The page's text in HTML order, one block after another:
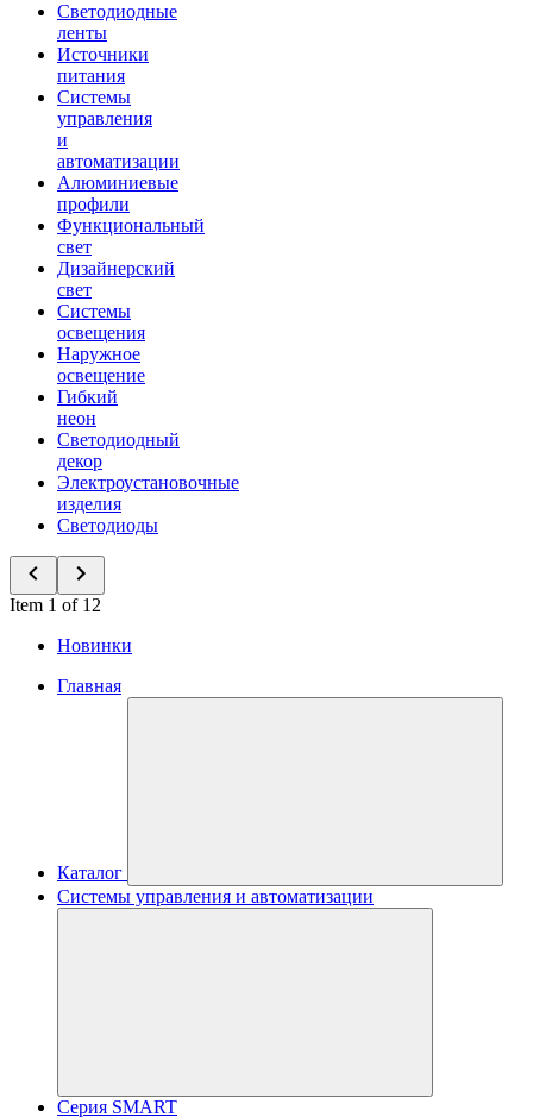
Светодиодные
ленты
Источники
питания
Системы
управления
и
автоматизации
Алюминиевые
профили
Функциональный
свет
Дизайнерский
свет
Системы
освещения
Наружное
освещение
Гибкий
неон
Светодиодный
декор
Электроустановочные
изделия
Светодиоды
Item 1 of 12
Новинки
Главная
Каталог
Системы управления и автоматизации
Серия SMART